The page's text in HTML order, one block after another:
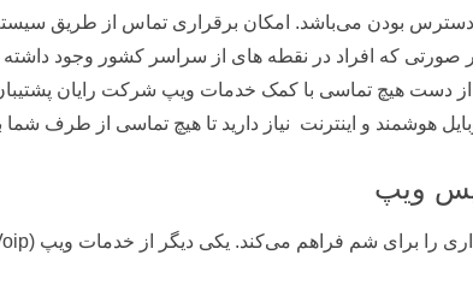
بودن می‌باشد. امکان برقراری تماس از طریق
که افراد در نقطه‌ های از سراسر کشور وجود داشته
از دست هیچ تماسی با کمک خدمات ویپ شرکت رایان
هوشمند و اینترنت نیاز دارید تا هیچ تماسی از طرف شما
ویپ